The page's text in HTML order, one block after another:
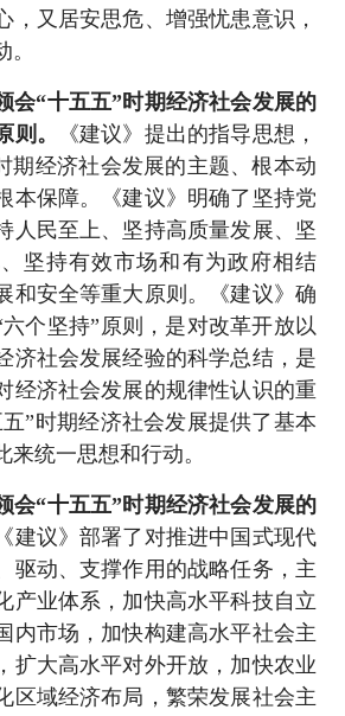
，又居安思危、增强忧患意识，
会“十五五”时期经济社会发展的
则。
《建议》提出的指导思想，
期经济社会发展的主题、根本动
本保障。《建议》明确了坚持党
人民至上、坚持高质量发展、坚
坚持有效市场和有为政府相结
和安全等重大原则。《建议》确
个坚持”原则，是对改革开放以
济社会发展经验的科学总结，是
经济社会发展的规律性认识的重
”时期经济社会发展提供了基本
统一思想和行动。
会“十五五”时期经济社会发展的
《建议》部署了对推进中国式现代
驱动、支撑作用的战略任务，主
产业体系，加快高水平科技自立
内市场，加快构建高水平社会主
扩大高水平对外开放，加快农业
区域经济布局，繁荣发展社会主